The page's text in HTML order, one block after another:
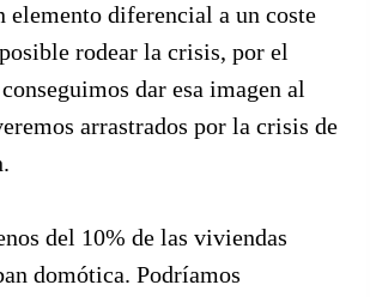
elemento diferencial a un coste
rodear la crisis, por el
dar esa imagen al
arrastrados por la crisis de
del 10% de las viviendas
domótica. Podríamos